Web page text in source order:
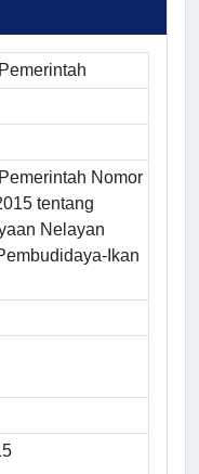
Nomor
tentang
Nelayan
Ikan